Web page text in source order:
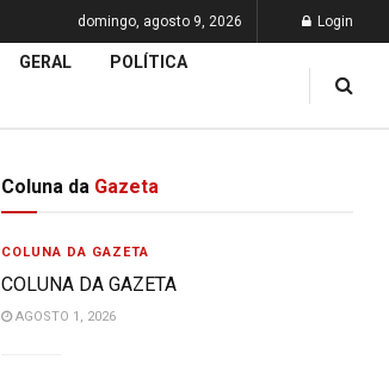
domingo, agosto 9, 2026 Login
GERAL POLÍTICA
Coluna da Gazeta
COLUNA DA GAZETA
COLUNA DA GAZETA
AGOSTO 1, 2026